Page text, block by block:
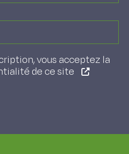
vous acceptez la
de ce site